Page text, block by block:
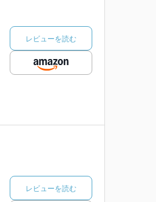
レビューを読む
レビューを読む